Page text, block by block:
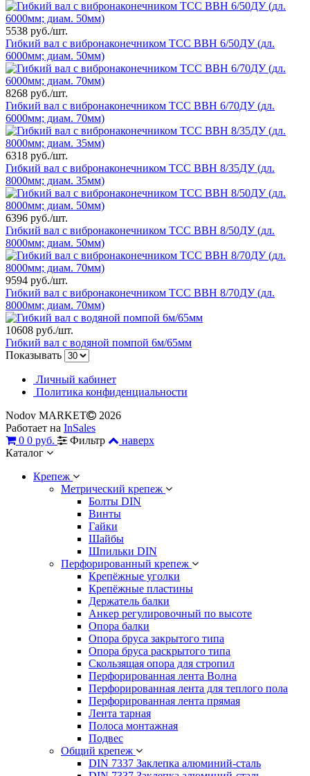
5538 руб./шт.
Гибкий вал с вибронаконечником ТСС ВВН 6/50ДУ (дл.
6000мм; диам. 50мм)
8268 руб./шт.
Гибкий вал с вибронаконечником ТСС ВВН 6/70ДУ (дл.
6000мм; диам. 70мм)
6318 руб./шт.
Гибкий вал с вибронаконечником ТСС ВВН 8/35ДУ (дл.
8000мм; диам. 35мм)
6396 руб./шт.
Гибкий вал с вибронаконечником ТСС ВВН 8/50ДУ (дл.
8000мм; диам. 50мм)
9594 руб./шт.
Гибкий вал с вибронаконечником ТСС ВВН 8/70ДУ (дл.
8000мм; диам. 70мм)
10608 руб./шт.
Гибкий вал с водяной помпой 6м/65мм
Показывать
Личный кабинет
Политика конфиденциальности
Nodov MARKET
2026
Работает на InSales
0 0 руб. Фильтр
наверх
Каталог
Крепеж
Метрический крепеж
Болты DIN
Винты
Гайки
Шайбы
Шпильки DIN
Перфорированный крепеж
Крепёжные уголки
Крепёжные пластины
Держатель балки
Анкер регулировочный по высоте
Опора балки
Опора бруса закрытого типа
Опора бруса раскрытого типа
Скользящая опора для стропил
Перфорированная лента Волна
Перфорированная лента для теплого пола
Перфорированная лента прямая
Лента тарная
Полоса монтажная
Подвес
Общий крепеж
DIN 7337 Заклепка алюминий-сталь